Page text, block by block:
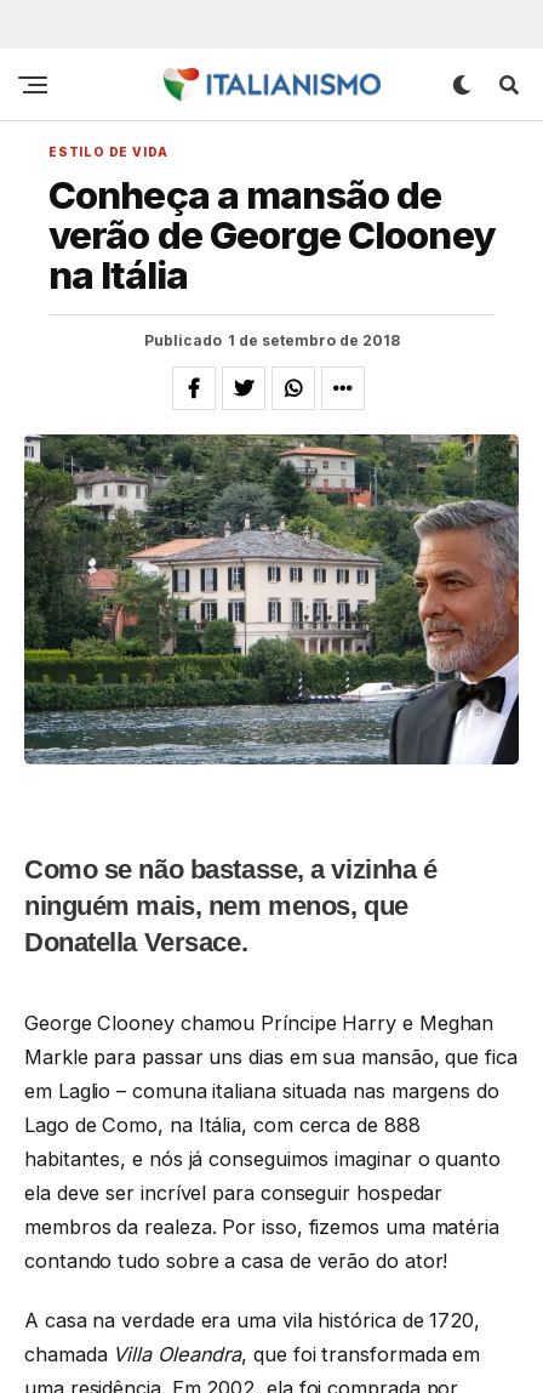
ESTILO DE VIDA
Conheça a mansão de
verão de George Clooney
na Itália
Publicado 1 de setembro de 2018
Como se não bastasse, a vizinha é
ninguém mais, nem menos, que
Donatella Versace.
George Clooney chamou Príncipe Harry e Meghan
Markle para passar uns dias em sua mansão, que fica
em Laglio – comuna italiana situada nas margens do
Lago de Como, na Itália, com cerca de 888
habitantes, e nós já conseguimos imaginar o quanto
ela deve ser incrível para conseguir hospedar
membros da realeza. Por isso, fizemos uma matéria
contando tudo sobre a casa de verão do ator!
A casa na verdade era uma vila histórica de 1720,
chamada Villa Oleandra, que foi transformada em